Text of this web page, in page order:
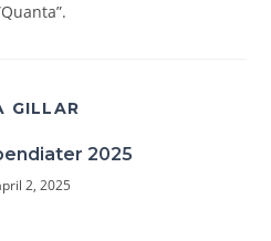
GILLAR
2025
2, 2025